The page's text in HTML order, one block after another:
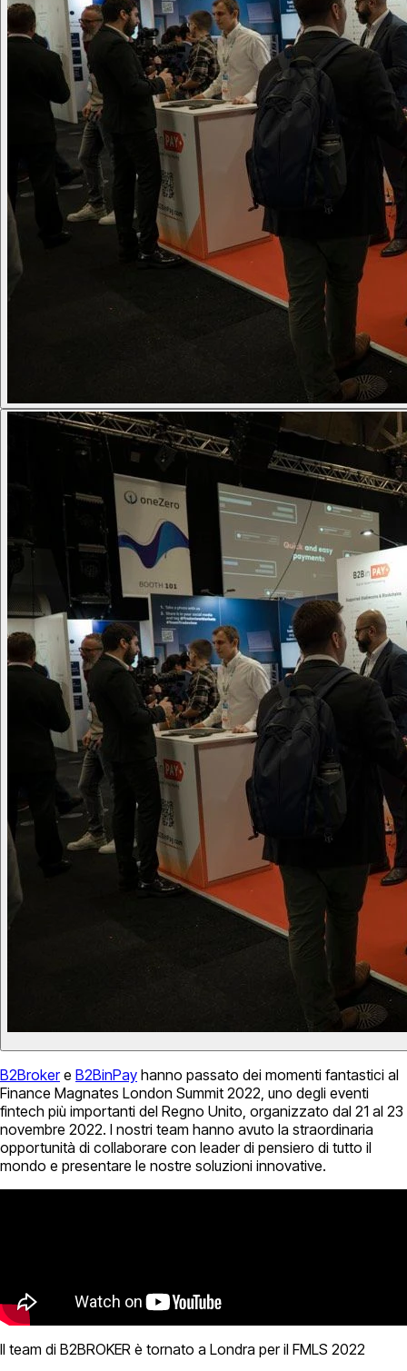
B2Brokere B2BinPay hanno passato dei momenti fantastici al
Finance Magnates London Summit 2022, uno degli eventi
fintech più importanti del Regno Unito, organizzato dal 21 al 23
novembre 2022. I nostri team hanno avuto la straordinaria
opportunità di collaborare con leader di pensiero di tutto il
mondo e presentare le nostre soluzioni innovative.
Il team di B2BROKER è tornato a Londra per il FMLS 2022